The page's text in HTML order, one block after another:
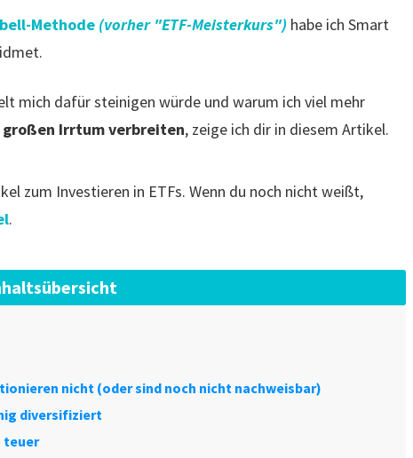
Methode (vorher "ETF-Meisterkurs") habe ich Smart
mich dafür steinigen würde und warum ich viel mehr
großen Irrtum verbreiten, zeige ich dir in diesem Artikel.
zum Investieren in ETFs. Wenn du noch nicht weißt,
.
nicht (oder sind noch nicht nachweisbar)
diversifiziert
teuer